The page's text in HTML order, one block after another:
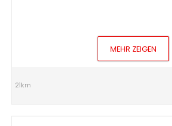
MEHR ZEIGEN
21km